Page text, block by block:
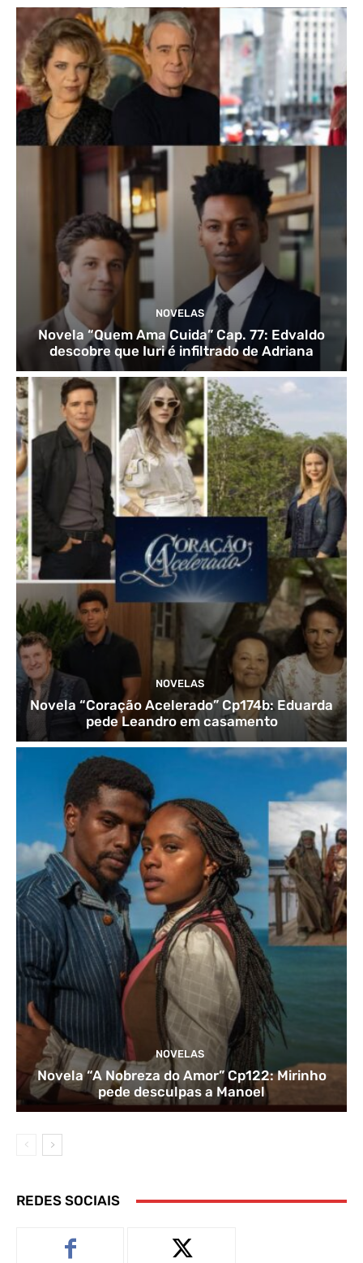
NOVELAS
Novela “Quem Ama Cuida” Cap. 77: Edvaldo
descobre que Iuri é infiltrado de Adriana
NOVELAS
Novela “Coração Acelerado” Cp174b: Eduarda
pede Leandro em casamento
NOVELAS
Novela “A Nobreza do Amor” Cp122: Mirinho
pede desculpas a Manoel
REDES SOCIAIS